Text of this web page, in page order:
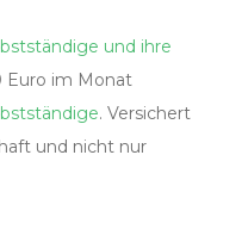
und ihre
Euro im Monat
. Versichert
und nicht nur